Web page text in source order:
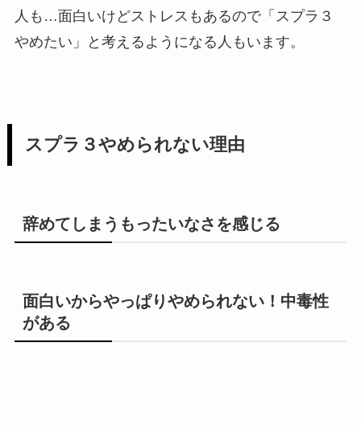
人も…面白いけどストレスもあるので「スプラ３
やめたい」と考えるようになる人もいます。
スプラ３やめられない理由
辞めてしまうもったいなさを感じる
面白いからやっぱりやめられない！中毒性
がある